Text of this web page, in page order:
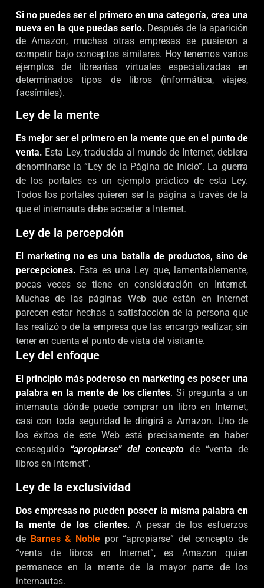
Si no puedes ser el primero en una categoría, crea una
nueva en la que puedas serlo. Después de la aparición
de Amazon, muchas otras empresas se pusieron a
competir bajo conceptos similares. Hoy tenemos varios
ejemplos de librearías virtuales especializadas en
determinados tipos de libros (informática, viajes,
facsímiles).
Ley de la mente
Es mejor ser el primero en la mente que en el punto de
venta. Esta Ley, traducida al mundo de Internet, debiera
denominarse la “Ley de la Página de Inicio”. La guerra
de los portales es un ejemplo práctico de esta Ley.
Todos los portales quieren ser la página a través de la
que el internauta debe acceder a Internet.
Ley de la percepción
El marketing no es una batalla de productos, sino de
percepciones. Esta es una Ley que, lamentablemente,
pocas veces se tiene en consideración en Internet.
Muchas de las páginas Web que están en Internet
parecen estar hechas a satisfacción de la persona que
las realizó o de la empresa que las encargó realizar, sin
tener en cuenta el punto de vista del visitante.
Ley del enfoque
El principio más poderoso en marketing es poseer una
palabra en la mente de los clientes. Si pregunta a un
internauta dónde puede comprar un libro en Internet,
casi con toda seguridad le dirigirá a Amazon. Uno de
los éxitos de este Web está precisamente en haber
conseguido “apropiarse” del concepto de “venta de
libros en Internet”.
Ley de la exclusividad
Dos empresas no pueden poseer la misma palabra en
la mente de los clientes. A pesar de los esfuerzos
de Barnes & Noblepor “apropiarse” del concepto de
“venta de libros en Internet”, es Amazon quien
permanece en la mente de la mayor parte de los
internautas.